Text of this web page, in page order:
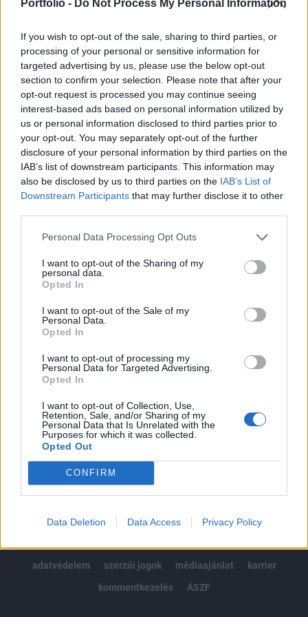
Portfolio - Do Not Process My Personal Information
If you wish to opt-out of the sale, sharing to third parties, or
processing of your personal or sensitive information for
targeted advertising by us, please use the below opt-out
section to confirm your selection. Please note that after your
opt-out request is processed you may continue seeing
interest-based ads based on personal information utilized by
us or personal information disclosed to third parties prior to
your opt-out. You may separately opt-out of the further
disclosure of your personal information by third parties on the
IAB’s list of downstream participants. This information may
also be disclosed by us to third parties on the IAB’s List of
Downstream Participants that may further disclose it to other
Personal Data Processing Opt Outs
I want to opt-out of the Sharing of my
personal data.
Opted In
I want to opt-out of the Sale of my
Personal Data.
Opted In
I want to opt-out of processing my
Personal Data for Targeted Advertising.
Opted In
I want to opt-out of Collection, Use,
Retention, Sale, and/or Sharing of my
Personal Data that Is Unrelated with the
Purposes for which it was collected.
Opted Out
CONFIRM
Data Deletion Data Access Privacy Policy
Az Országgyűlés egy júliusban elfogadott törvényben
rendelkezett arról, hogy aki a tavalyi év végén házastársa
jogán özvegyi nyugdíjban, valamint rendszeres szociális
járadékban részesült, és most rokkantsági vagy
rehabilitációs ellátást kap, annak özvegyi nyugdíját
szeptember 1-jétől a felére csökkentik, az összegtől
függetlenül. Az akkor szintén Balog Zoltán...
KEDVES OLVASÓNK!
A keresett cikk a portfolio.hu hírarchívumához
tartozik, melynek olvasása előfizetéses
Az előfizetés a következőket tartalmazza:
Kötéslisták: BÉT elmúlt 2 év napon belüli
kötéslistái
Előfizetés
MÁR ELŐFIZETŐNK VAGY?BEJELENTKEZÉS
© 2026 Portfolio
adatvédelem
szerzői jogok médiaajánlat
karrier
kommentkezelés
ÁSZF